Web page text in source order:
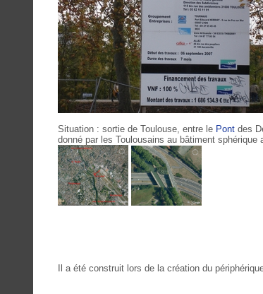
Situation : sortie de Toulouse, entre le Pont des
donné par les Toulousains au bâtiment
Il a été construit lors de la création du